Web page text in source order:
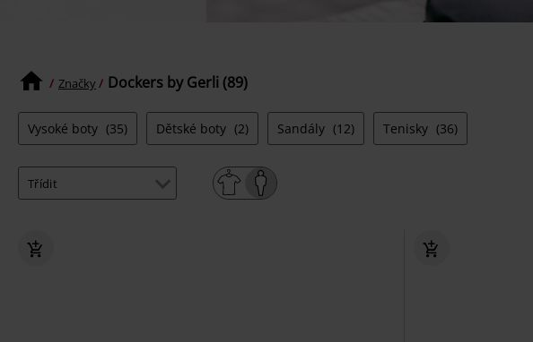
Značky Dockers by Gerli (89)
Vysoké boty (35) Dětské boty (2) Sandály (12) Tenisky (36)